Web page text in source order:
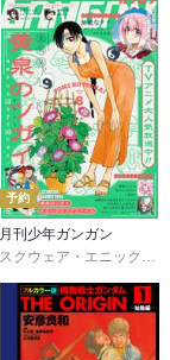
,MoeDal,REDICE
予約
月刊少年ガンガン
スクウェア・エニックス